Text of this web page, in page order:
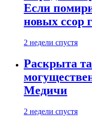
Если
новых ссор
2 недели спустя
Раскрыта
Медичи
2 недели спустя